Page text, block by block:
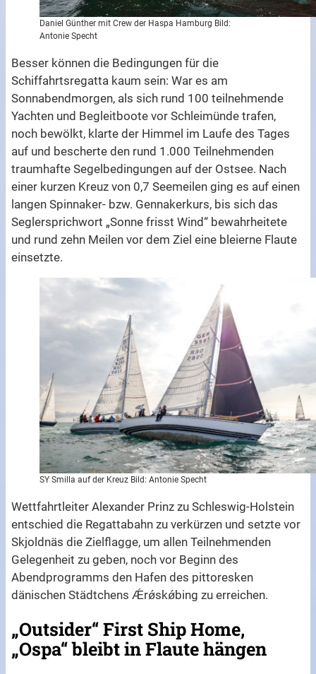
Daniel Günther mit Crew der Haspa Hamburg Bild:
Antonie Specht
Besser können die Bedingungen für die
Schiffahrtsregatta kaum sein: War es am
Sonnabendmorgen, als sich rund 100 teilnehmende
Yachten und Begleitboote vor Schleimünde trafen,
noch bewölkt, klarte der Himmel im Laufe des Tages
auf und bescherte den rund 1.000 Teilnehmenden
traumhafte Segelbedingungen auf der Ostsee. Nach
einer kurzen Kreuz von 0,7 Seemeilen ging es auf einen
langen Spinnaker- bzw. Gennakerkurs, bis sich das
Seglersprichwort „Sonne frisst Wind“ bewahrheitete
und rund zehn Meilen vor dem Ziel eine bleierne Flaute
einsetzte.
SY Smilla auf der Kreuz Bild: Antonie Specht
Wettfahrtleiter Alexander Prinz zu Schleswig-Holstein
entschied die Regattabahn zu verkürzen und setzte vor
Skjoldnäs die Zielflagge, um allen Teilnehmenden
Gelegenheit zu geben, noch vor Beginn des
Abendprogramms den Hafen des pittoresken
dänischen Städtchens Ǽrǿskǿbing zu erreichen.
„Outsider“ First Ship Home,
„Ospa“ bleibt in Flaute hängen